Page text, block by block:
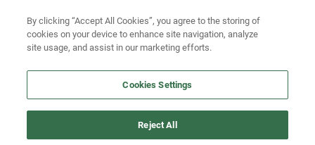
Ubicación
Encuentra el auto ideal para tu presupuesto
Simular plan a meses
AUTOS BAIC U5 PLUS 2024 SEMINUEVOS DE 300 MIL PESOS
By clicking “Accept All Cookies”, you agree to the storing of
cookies on your device to enhance site navigation, analyze
site usage, and assist in our marketing efforts.
Cookies Settings
Reject All